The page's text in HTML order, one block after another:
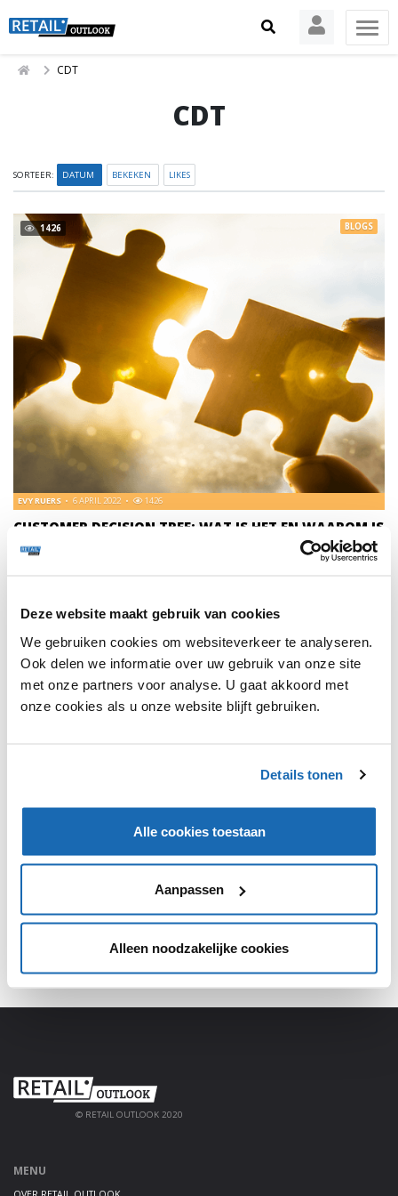
Deze website maakt gebruik van cookies
We gebruiken cookies om websiteverkeer te analyseren.
Ook delen we informatie over uw gebruik van onze site
met onze partners voor analyse. U gaat akkoord met
onze cookies als u onze website blijft gebruiken.
Details tonen
Alle cookies toestaan
Aanpassen
Alleen noodzakelijke cookies
CDT
CDT
SORTEER: DATUM BEKEKEN LIKES
1426
CUSTOMER DECISION TREE: WAT IS HET EN WAAROM IS
HET BELANGRIJK?
EVY RUERS 6 APRIL 2022 1426
BLOGS
Hoe maken klanten een keuze voor een bepaald product?
Tree. Ontdek er meer over in deze blog.
1
platform!
AANMELDEN
© RETAIL OUTLOOK 2020
MENU